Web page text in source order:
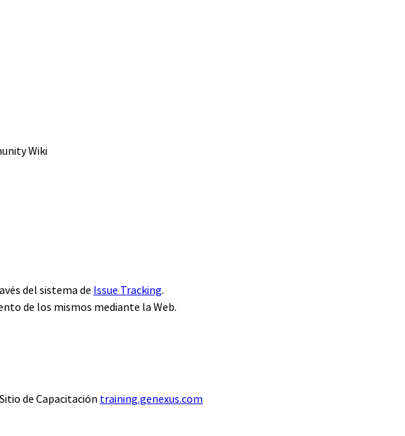
Wiki
del sistema de Issue Tracking.
de los mismos mediante la Web.
de Capacitación training.genexus.com